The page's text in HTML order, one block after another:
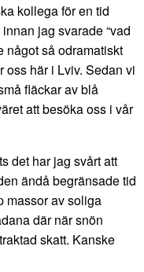
kollega för en tid
jag svarade “vad
något så odramatiskt
oss här i Lviv. Sedan vi
fläckar av blå
att besöka oss i vår
det har jag svårt att
ändå begränsade tid
massor av soliga
där när snön
skatt. Kanske